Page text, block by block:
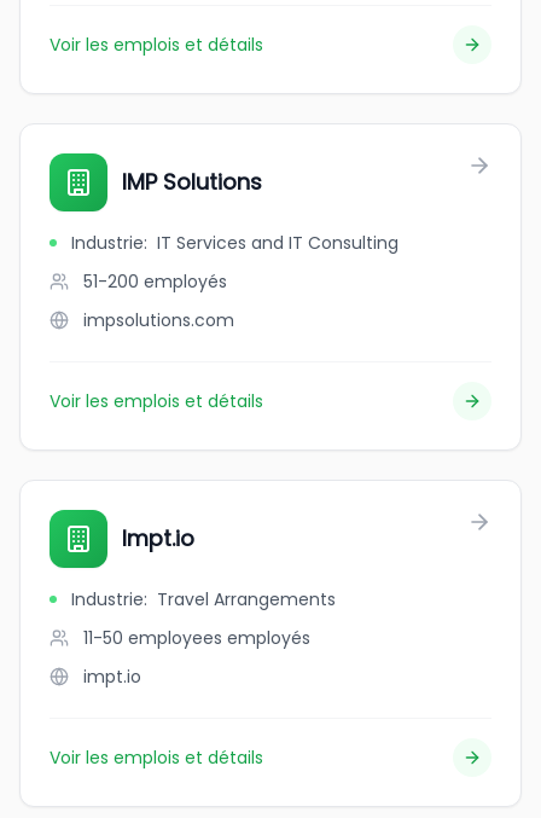
Voir les emplois et détails
IMP Solutions
Industrie: IT Services and IT Consulting
51-200 employés
impsolutions.com
Voir les emplois et détails
Impt.io
Industrie: Travel Arrangements
11-50 employees employés
impt.io
Voir les emplois et détails